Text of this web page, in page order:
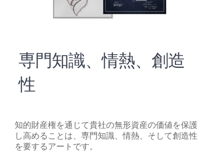
専門知識、情熱、創造
性
知的財産権を通じて貴社の無形資産の価値を保護
し高めることは、専門知識、情熱、そして創造性
を要するアートです。